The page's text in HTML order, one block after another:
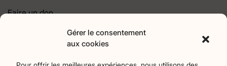
Gérer le consentement
aux cookies
Faire un don